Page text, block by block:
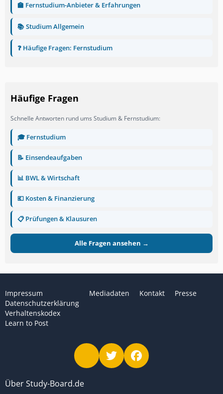
🏫 Fernstudium-Anbieter & Erfahrungen
📚 Studium Allgemein
❓ Häufige Fragen: Fernstudium
Häufige Fragen
Schnelle Antworten rund ums Studium & Fernstudium:
🎓 Fernstudium
📝 Einsendeaufgaben
📊 BWL & Wirtschaft
💶 Kosten & Finanzierung
📋 Prüfungen & Klausuren
Alle Fragen ansehen →
Impressum
Datenschutzerklärung
Verhaltenskodex
Learn to Post
Mediadaten Kontakt Presse
Über Study-Board.de